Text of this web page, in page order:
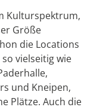
Kulturspektrum,
Größe
die Locations
vielseitig wie
und Kneipen,
Plätze. Auch die